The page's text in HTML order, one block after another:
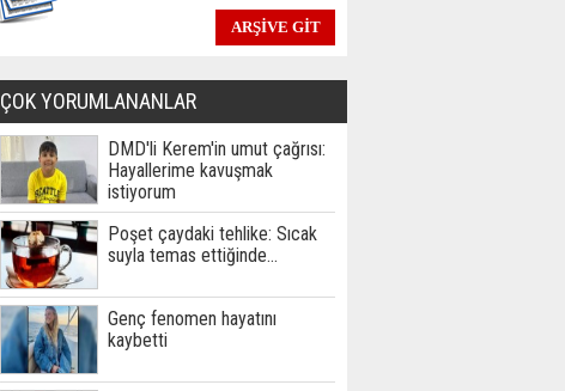
ÇOK YORUMLANANLAR
DMD'li Kerem'in umut çağrısı:
Hayallerime kavuşmak
istiyorum
Poşet çaydaki tehlike: Sıcak
suyla temas ettiğinde...
Genç fenomen hayatını
kaybetti